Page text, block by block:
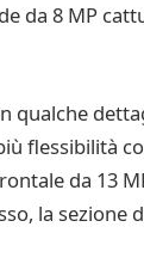
da 8 MP
flessibilità
da 13
la sezione